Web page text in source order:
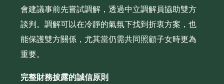
會建議事前先嘗試調解，透過中立調解員協助雙方
談判。調解可以在冷靜的氣氛下找到折衷方案，也
能保護雙方關係，尤其當仍需共同照顧子女時更為
重要。
完整財務披露的誠信原則